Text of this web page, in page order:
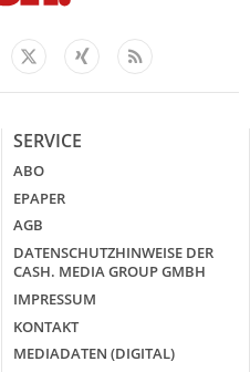
X
Xing Feed
SERVICE
ABO
EPAPER
AGB
DATENSCHUTZHINWEISE DER
CASH. MEDIA GROUP GMBH
IMPRESSUM
KONTAKT
MEDIADATEN (DIGITAL)